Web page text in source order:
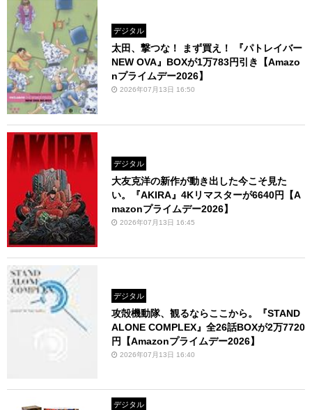
デジタル
太田、撃つな！ まず買え！ 『パトレイバー
NEW OVA』BOXが1万783円引き【Amazo
nプライムデー2026】
2026年07月13日 16:50
デジタル
大友克洋の新作が動き出した今こそ見た
い。『AKIRA』4Kリマスターが6640円【A
mazonプライムデー2026】
2026年07月13日 16:45
デジタル
攻殻機動隊、観るならここから。『STAND
ALONE COMPLEX』全26話BOXが2万7720
円【Amazonプライムデー2026】
2026年07月13日 16:40
デジタル